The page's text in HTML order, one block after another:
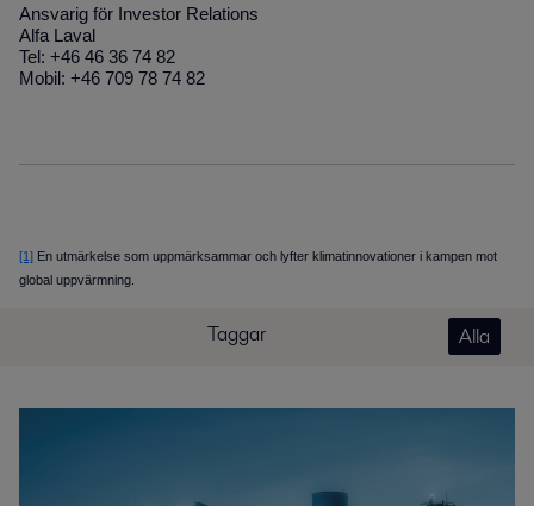
Ansvarig för Investor Relations
Alfa Laval
Tel: +46 46 36 74 82
Mobil: +46 709 78 74 82
[1] En utmärkelse som uppmärksammar och lyfter klimatinnovationer i kampen mot
global uppvärmning.
Taggar Alla